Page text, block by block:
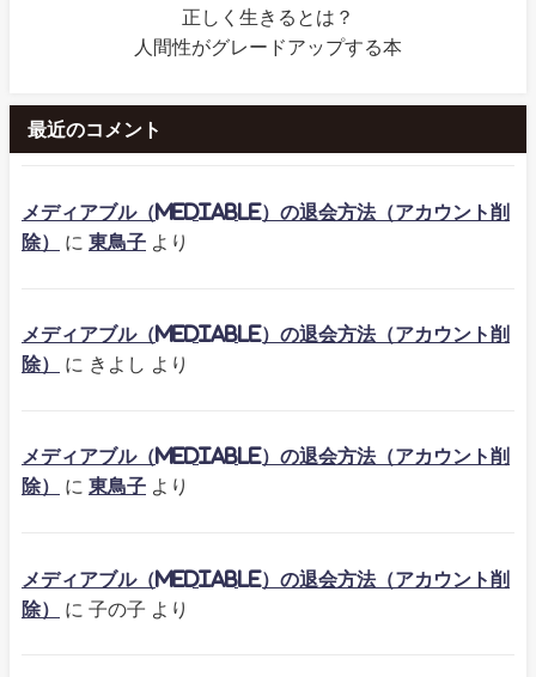
正しく生きるとは？
人間性がグレードアップする本
最近のコメント
メディアブル（mediable）の退会方法（アカウント削
除）
に 東鳥子 より
メディアブル（mediable）の退会方法（アカウント削
除）
に きよし より
メディアブル（mediable）の退会方法（アカウント削
除）
に 東鳥子 より
メディアブル（mediable）の退会方法（アカウント削
除）
に 子の子 より